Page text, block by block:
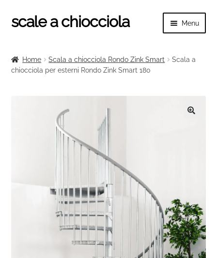
Vai
alla
Vai
al
scale a chiocciola Menu
il
Tutte le scale
child
Categorie scale
il
Ringhiere e balaustre
Home Scala a chiocciola Rondo Zink Smart
Scala a
chiocciola per esterni Rondo Zink Smart 180